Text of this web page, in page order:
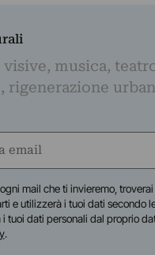
musica,
rigenerazione
mail che ti invieremo,
e utilizzerà i tuoi dati secondo
tuoi dati personali dal proprio
.